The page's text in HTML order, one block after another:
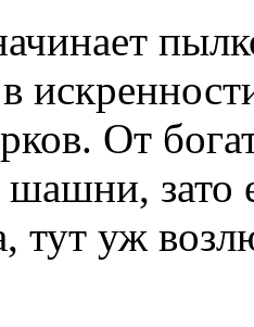
От
шашни, зато
тут уж